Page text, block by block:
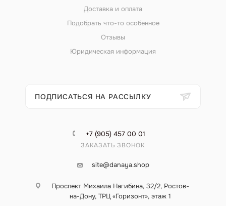
Доставка и оплата
Подобрать что-то особенное
Отзывы
Юридическая информация
ПОДПИСАТЬСЯ НА РАССЫЛКУ
+7 (905) 457 00 01
ЗАКАЗАТЬ ЗВОНОК
site@danaya.shop
Проспект Михаила Нагибина, 32/2, Ростов-
на-Дону, ТРЦ «Горизонт», этаж 1